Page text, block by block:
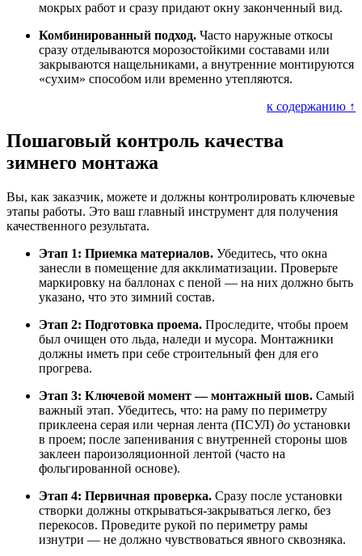
мокрых работ и сразу придают окну законченный вид.
Комбинированный подход. Часто наружные откосы
сразу отделываются морозостойкими составами или
закрываются нащельниками, а внутренние монтируются
«сухим» способом или временно утепляются.
к содержанию ↑
Пошаговый контроль качества
зимнего монтажа
Вы, как заказчик, можете и должны контролировать ключевые
этапы работы. Это ваш главный инструмент для получения
качественного результата.
Этап 1: Приемка материалов. Убедитесь, что окна
занесли в помещение для акклиматизации. Проверьте
маркировку на баллонах с пеной — на них должно быть
указано, что это зимний состав.
Этап 2: Подготовка проема. Проследите, чтобы проем
был очищен ото льда, наледи и мусора. Монтажники
должны иметь при себе строительный фен для его
прогрева.
Этап 3: Ключевой момент — монтажный шов. Самый
важный этап. Убедитесь, что: на раму по периметру
приклеена серая или черная лента (ПСУЛ) до установки
в проем; после запенивания с внутренней стороны шов
заклеен пароизоляционной лентой (часто на
фольгированной основе).
Этап 4: Первичная проверка. Сразу после установки
створки должны открываться-закрываться легко, без
перекосов. Проведите рукой по периметру рамы
изнутри — не должно чувствоваться явного сквозняка.